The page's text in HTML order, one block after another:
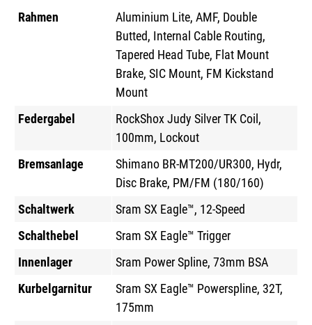
Rahmen
Aluminium Lite, AMF, Double
Butted, Internal Cable Routing,
Tapered Head Tube, Flat Mount
Brake, SIC Mount, FM Kickstand
Mount
Federgabel
RockShox Judy Silver TK Coil,
100mm, Lockout
Bremsanlage
Shimano BR-MT200/UR300, Hydr,
Disc Brake, PM/FM (180/160)
Schaltwerk
Sram SX Eagle™, 12-Speed
Schalthebel
Sram SX Eagle™ Trigger
Innenlager
Sram Power Spline, 73mm BSA
Kurbelgarnitur
Sram SX Eagle™ Powerspline, 32T,
175mm